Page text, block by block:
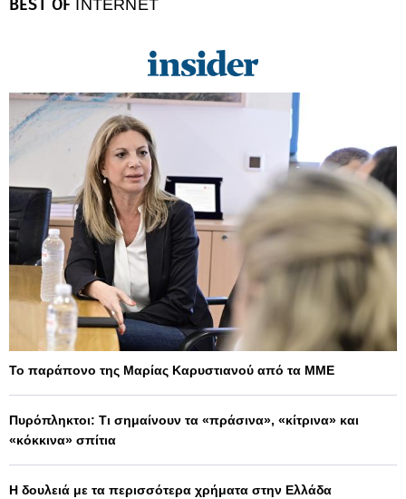
BEST OF INTERNET
Το παράπονο της Μαρίας Καρυστιανού από τα ΜΜΕ
Πυρόπληκτοι: Τι σημαίνουν τα «πράσινα», «κίτρινα» και
«κόκκινα» σπίτια
Η δουλειά με τα περισσότερα χρήματα στην Ελλάδα